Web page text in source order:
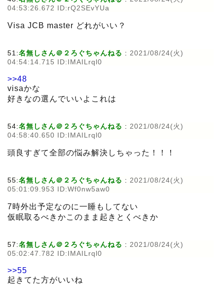
04:53:26.672 ID:rQ2SEvYUa
Visa JCB master どれがいい？
51:名無しさん＠２ろぐちゃんねる : 2021/08/24(火)
04:54:14.715 ID:IMAILrql0
>>48
visaかな
好きなの選んでいいよこれは
54:名無しさん＠２ろぐちゃんねる : 2021/08/24(火)
04:58:40.650 ID:IMAILrql0
頭良すぎて全部の悩み解決しちゃった！！！
55:名無しさん＠２ろぐちゃんねる : 2021/08/24(火)
05:01:09.953 ID:Wf0nw5aw0
7時外出予定なのに一睡もしてない
仮眠取るべきかこのまま起きとくべきか
57:名無しさん＠２ろぐちゃんねる : 2021/08/24(火)
05:02:47.782 ID:IMAILrql0
>>55
起きてた方がいいね